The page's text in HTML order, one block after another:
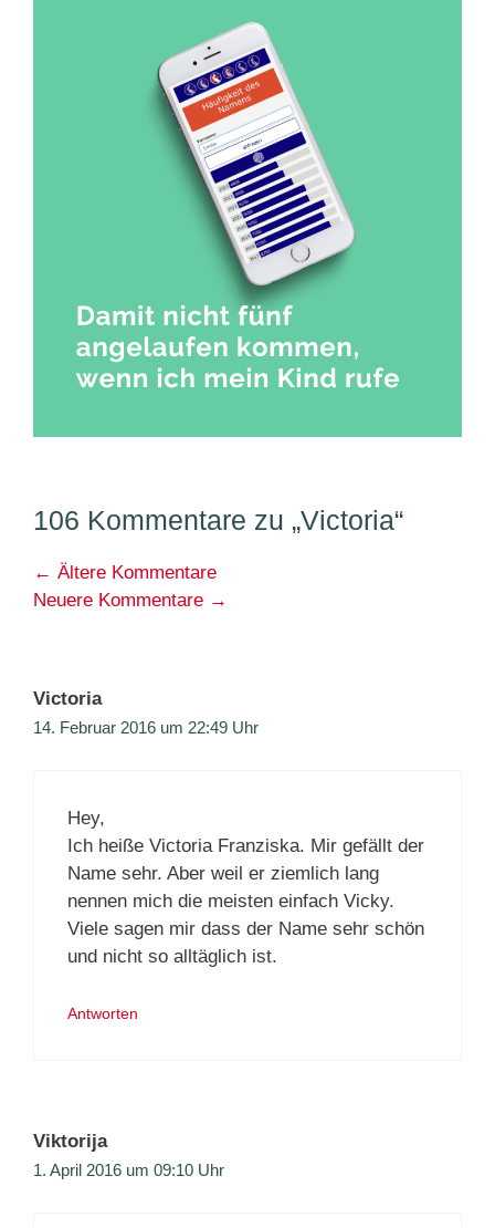
106 Kommentare zu „Victoria“
Kommentarnavigation
← Ältere Kommentare
Neuere Kommentare →
Victoria
14. Februar 2016 um 22:49 Uhr
Hey,
Ich heiße Victoria Franziska. Mir gefällt der
Name sehr. Aber weil er ziemlich lang
nennen mich die meisten einfach Vicky.
Viele sagen mir dass der Name sehr schön
und nicht so alltäglich ist.
Antworten
Viktorija
1. April 2016 um 09:10 Uhr